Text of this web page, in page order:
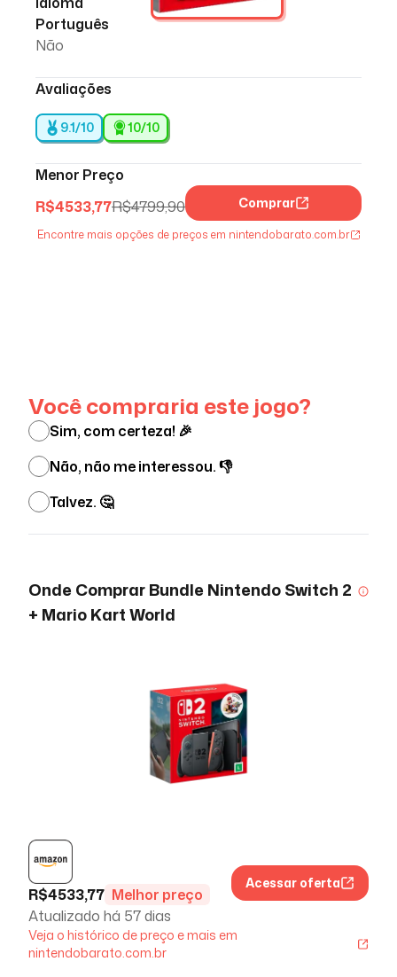
Português
Não
Avaliações
9.1/10 10/10
Menor Preço
R$4533,77R$4799,90 Comprar
Encontre mais opções de preços em nintendobarato.com.br
Você compraria este jogo?
Sim, com certeza! 🎉
Não, não me interessou. 👎
Talvez. 🤔
Onde ComprarBundle Nintendo Switch 2
+ Mario Kart World
R$4533,77 Melhor preço
Atualizado há 57 dias
Acessar oferta
Veja o histórico de preço e mais em
nintendobarato.com.br